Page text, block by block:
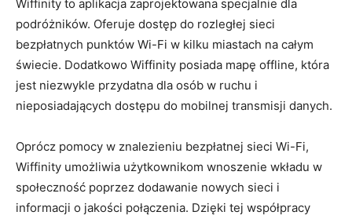
Wiffinity to aplikacja zaprojektowana specjalnie dla
podróżników. Oferuje dostęp do rozległej sieci
bezpłatnych punktów Wi-Fi w kilku miastach na całym
świecie. Dodatkowo Wiffinity posiada mapę offline, która
jest niezwykle przydatna dla osób w ruchu i
nieposiadających dostępu do mobilnej transmisji danych.
Oprócz pomocy w znalezieniu bezpłatnej sieci Wi-Fi,
Wiffinity umożliwia użytkownikom wnoszenie wkładu w
społeczność poprzez dodawanie nowych sieci i
informacji o jakości połączenia. Dzięki tej współpracy